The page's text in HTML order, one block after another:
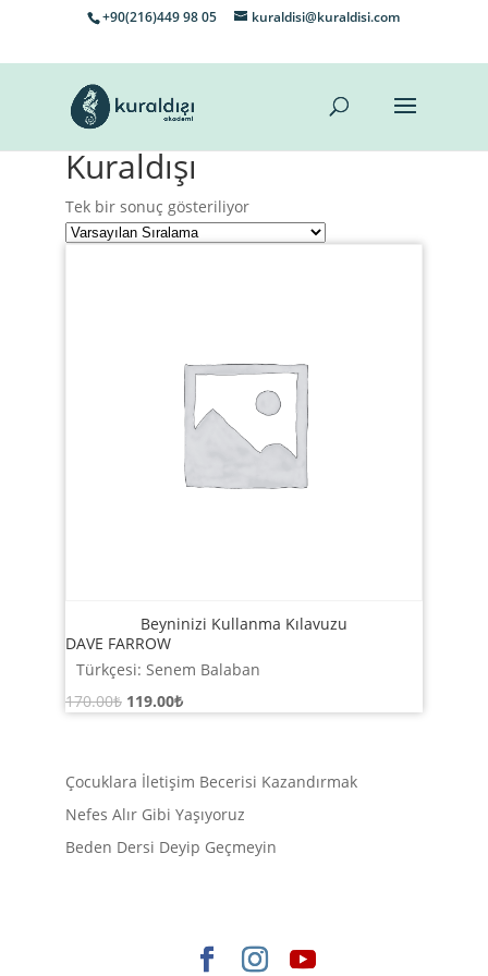
+90(216)449 98 05 kuraldisi@kuraldisi.com
Kuraldışı
Tek bir sonuç gösteriliyor
Beyninizi Kullanma Kılavuzu
DAVE FARROW
Türkçesi: Senem Balaban
170.00₺ Orijinal
119.00₺Şu
119.00₺.
Çocuklara İletişim Becerisi Kazandırmak
Nefes Alır Gibi Yaşıyoruz
Beden Dersi Deyip Geçmeyin